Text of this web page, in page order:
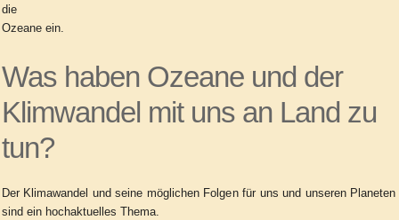
die
Ozeane ein.
Was haben Ozeane und der
Klimwandel mit uns an Land zu
tun?
Der Klimawandel und seine möglichen Folgen für uns und unseren Planeten
sind ein hochaktuelles Thema.